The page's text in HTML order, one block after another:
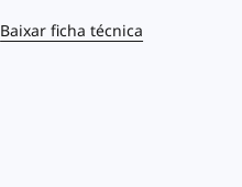
Baixar ficha técnica